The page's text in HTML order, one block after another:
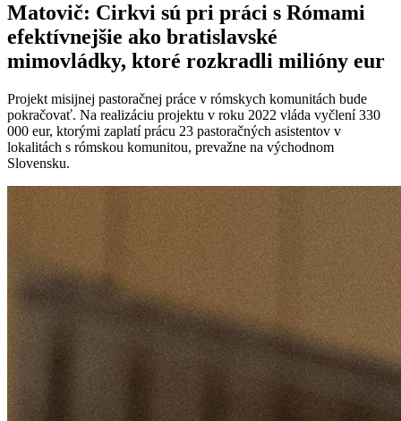
Matovič: Cirkvi sú pri práci s Rómami
efektívnejšie ako bratislavské
mimovládky, ktoré rozkradli milióny eur
Projekt misijnej pastoračnej práce v rómskych komunitách bude
pokračovať. Na realizáciu projektu v roku 2022 vláda vyčlení 330
000 eur, ktorými zaplatí prácu 23 pastoračných asistentov v
lokalitách s rómskou komunitou, prevažne na východnom
Slovensku.